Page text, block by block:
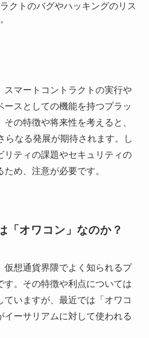
クトのバグやハッキングのリス
スマートコントラクトの実行や
ースとしての機能を持つプラッ
その特徴や将来性を考えると、
らなる発展が期待されます。し
リティの課題やセキュリティの
ため、注意が必要です。
「オワコン」なのか？
仮想通貨界隈でよく知られるプ
す。その特徴や利点については
ていますが、最近では「オワコ
イーサリアムに対して使われる